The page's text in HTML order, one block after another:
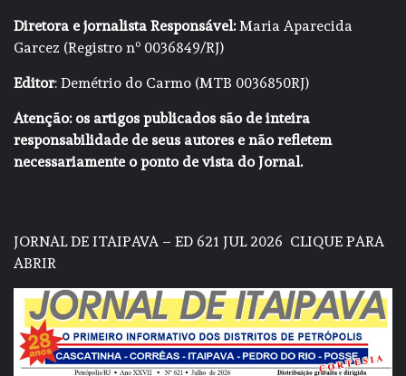
Diretora e jornalista Responsável:Maria Aparecida
Garcez (Registro nº 0036849/RJ)
Editor: Demétrio do Carmo (MTB 0036850RJ)
Atenção: os artigos publicados são de inteira
responsabilidade de seus autores e não refletem
necessariamente o ponto de vista do Jornal.
JORNAL DE ITAIPAVA – ED 621 JUL 2026 CLIQUE PARA
ABRIR